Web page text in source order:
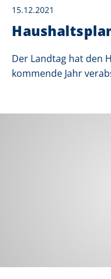
15.12.2021
Der Landtag hat den
kommende Jahr